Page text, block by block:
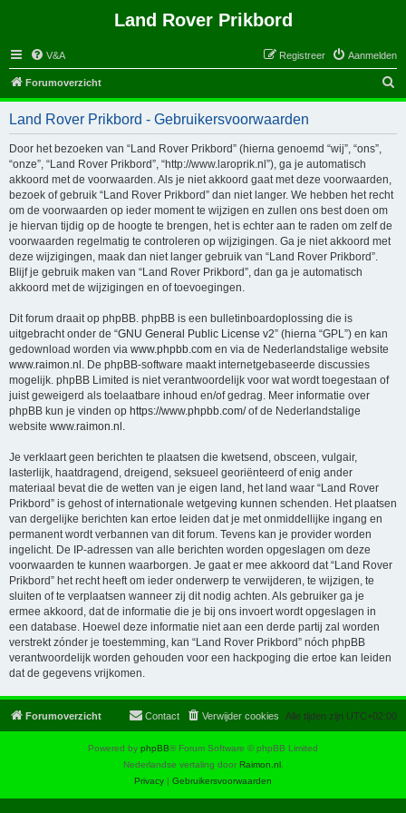
Land Rover Prikbord
V&A Aanmelden
Registreer
Forumoverzicht
o
Land Rover Prikbord - Gebruikersvoorwaarden
Door het bezoeken van “Land Rover Prikbord” (hierna genoemd “wij”, “ons”,
“onze”, “Land Rover Prikbord”, “http://www.laroprik.nl”), ga je automatisch
akkoord met de voorwaarden. Als je niet akkoord gaat met deze voorwaarden,
bezoek of gebruik “Land Rover Prikbord” dan niet langer. We hebben het recht
om de voorwaarden op ieder moment te wijzigen en zullen ons best doen om
je hiervan tijdig op de hoogte te brengen, het is echter aan te raden om zelf de
voorwaarden regelmatig te controleren op wijzigingen. Ga je niet akkoord met
deze wijzigingen, maak dan niet langer gebruik van “Land Rover Prikbord”.
Blijf je gebruik maken van “Land Rover Prikbord”, dan ga je automatisch
akkoord met de wijzigingen en of toevoegingen.
Dit forum draait op phpBB. phpBB is een bulletinboardoplossing die is
uitgebracht onder de “GNU General Public License v2” (hierna “GPL”) en kan
gedownload worden via www.phpbb.com en via de Nederlandstalige website
www.raimon.nl . De phpBB-software maakt internetgebaseerde discussies
mogelijk. phpBB Limited is niet verantwoordelijk voor wat wordt toegestaan of
juist geweigerd als toelaatbare inhoud en/of gedrag. Meer informatie over
phpBB kun je vinden op https://www.phpbb.com/of de Nederlandstalige
website www.raimon.nl .
Je verklaart geen berichten te plaatsen die kwetsend, obsceen, vulgair,
lasterlijk, haatdragend, dreigend, seksueel georiënteerd of enig ander
materiaal bevat die de wetten van je eigen land, het land waar “Land Rover
Prikbord” is gehost of internationale wetgeving kunnen schenden. Het plaatsen
van dergelijke berichten kan ertoe leiden dat je met onmiddellijke ingang en
permanent wordt verbannen van dit forum. Tevens kan je provider worden
ingelicht. De IP-adressen van alle berichten worden opgeslagen om deze
voorwaarden te kunnen waarborgen. Je gaat er mee akkoord dat “Land Rover
Prikbord” het recht heeft om ieder onderwerp te verwijderen, te wijzigen, te
sluiten of te verplaatsen wanneer zij dit nodig achten. Als gebruiker ga je
ermee akkoord, dat de informatie die je bij ons invoert wordt opgeslagen in
een database. Hoewel deze informatie niet aan een derde partij zal worden
verstrekt zónder je toestemming, kan “Land Rover Prikbord” nóch phpBB
verantwoordelijk worden gehouden voor een hackpoging die ertoe kan leiden
dat de gegevens vrijkomen.
Forumoverzicht Alle tijden zijn UTC+02:00
Verwijder cookies
Contact
Powered by phpBB® Forum Software © phpBB Limited
Nederlandse vertaling door Raimon.nl.
Privacy | Gebruikersvoorwaarden